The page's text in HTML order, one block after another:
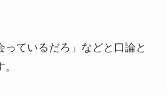
っているだろ」などと口論と